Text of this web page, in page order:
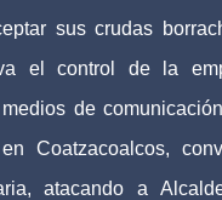
sus crudas
el control de la
de
Coatzacoalcos,
atacando a